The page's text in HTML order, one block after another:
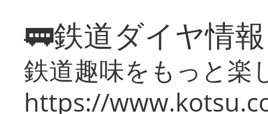
🚃鉄道ダイヤ情
鉄道趣味をもっと楽
https://